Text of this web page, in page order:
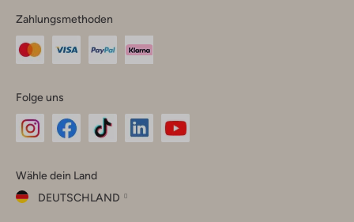
Zahlungsmethoden
Folge uns
Instagram
Facebook
TikTok
Wähle dein Land
DEUTSCHLAND